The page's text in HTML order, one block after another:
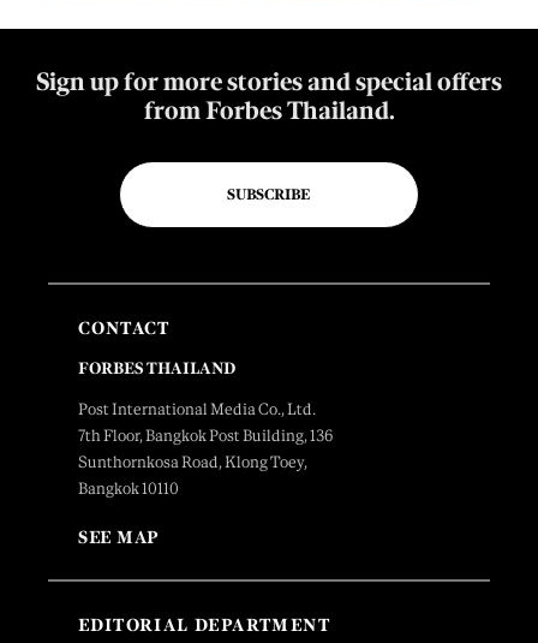
Sign up for more stories and special offers
from Forbes Thailand.
SUBSCRIBE
CONTACT
FORBES THAILAND
Post International Media Co., Ltd.
7th Floor, Bangkok Post Building, 136
Sunthornkosa Road, Klong Toey,
Bangkok 10110
SEE MAP
EDITORIAL DEPARTMENT